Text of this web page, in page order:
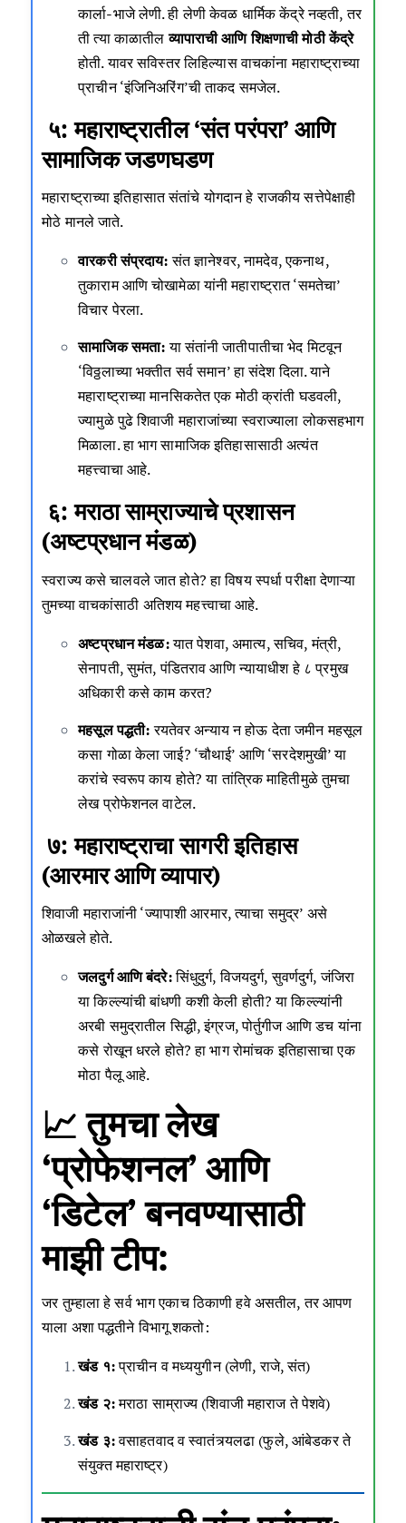
कार्ला-भाजे लेणी. ही लेणी केवळ धार्मिक केंद्रे नव्हती, तर
ती त्या काळातीलव्यापाराची आणि शिक्षणाची मोठी केंद्रे
होती. यावर सविस्तर लिहिल्यास वाचकांना महाराष्ट्राच्या
प्राचीन ‘इंजिनिअरिंग’ची ताकद समजेल.
५: महाराष्ट्रातील ‘संत परंपरा’ आणि
सामाजिक जडणघडण
महाराष्ट्राच्या इतिहासात संतांचे योगदान हे राजकीय सत्तेपेक्षाही
मोठे मानले जाते.
वारकरी संप्रदाय:संत ज्ञानेश्वर, नामदेव, एकनाथ,
तुकाराम आणि चोखामेळा यांनी महाराष्ट्रात ‘समतेचा’
विचार पेरला.
सामाजिक समता:या संतांनी जातीपातीचा भेद मिटवून
‘विठ्ठलाच्या भक्तीत सर्व समान’ हा संदेश दिला. याने
महाराष्ट्राच्या मानसिकतेत एक मोठी क्रांती घडवली,
ज्यामुळे पुढे शिवाजी महाराजांच्या स्वराज्याला लोकसहभाग
मिळाला. हा भाग सामाजिक इतिहासासाठी अत्यंत
महत्त्वाचा आहे.
६: मराठा साम्राज्याचे प्रशासन
(अष्टप्रधान मंडळ)
स्वराज्य कसे चालवले जात होते? हा विषय स्पर्धा परीक्षा देणाऱ्या
तुमच्या वाचकांसाठी अतिशय महत्त्वाचा आहे.
अष्टप्रधान मंडळ:यात पेशवा, अमात्य, सचिव, मंत्री,
सेनापती, सुमंत, पंडितराव आणि न्यायाधीश हे ८ प्रमुख
अधिकारी कसे काम करत?
महसूल पद्धती:रयतेवर अन्याय न होऊ देता जमीन महसूल
कसा गोळा केला जाई? ‘चौथाई’ आणि ‘सरदेशमुखी’ या
करांचे स्वरूप काय होते? या तांत्रिक माहितीमुळे तुमचा
लेख प्रोफेशनल वाटेल.
७: महाराष्ट्राचा सागरी इतिहास
(आरमार आणि व्यापार)
शिवाजी महाराजांनी ‘ज्यापाशी आरमार, त्याचा समुद्र’ असे
ओळखले होते.
जलदुर्ग आणि बंदरे:सिंधुदुर्ग, विजयदुर्ग, सुवर्णदुर्ग, जंजिरा
या किल्ल्यांची बांधणी कशी केली होती? या किल्ल्यांनी
अरबी समुद्रातील सिद्धी, इंग्रज, पोर्तुगीज आणि डच यांना
कसे रोखून धरले होते? हा भाग रोमांचक इतिहासाचा एक
मोठा पैलू आहे.
📈 तुमचा लेख
‘प्रोफेशनल’ आणि
‘डिटेल’ बनवण्यासाठी
माझी टीप:
जर तुम्हाला हे सर्व भाग एकाच ठिकाणी हवे असतील, तर आपण
याला अशा पद्धतीने विभागू शकतो:
खंड १:प्राचीन व मध्ययुगीन (लेणी, राजे, संत)
खंड २:मराठा साम्राज्य (शिवाजी महाराज ते पेशवे)
खंड ३:वसाहतवाद व स्वातंत्र्यलढा (फुले, आंबेडकर ते
संयुक्त महाराष्ट्र)